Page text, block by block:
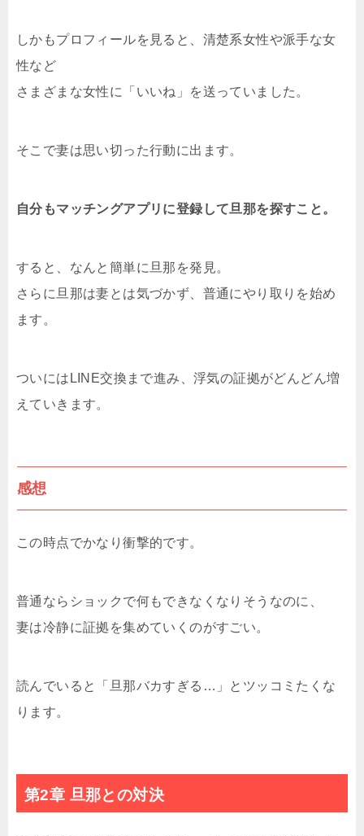
しかもプロフィールを見ると、清楚系女性や派手な女
性など
さまざまな女性に「いいね」を送っていました。
そこで妻は思い切った行動に出ます。
自分もマッチングアプリに登録して旦那を探すこと。
すると、なんと簡単に旦那を発見。
さらに旦那は妻とは気づかず、普通にやり取りを始め
ます。
ついにはLINE交換まで進み、浮気の証拠がどんどん増
えていきます。
感想
この時点でかなり衝撃的です。
普通ならショックで何もできなくなりそうなのに、
妻は冷静に証拠を集めていくのがすごい。
読んでいると「旦那バカすぎる…」とツッコミたくな
ります。
第2章 旦那との対決